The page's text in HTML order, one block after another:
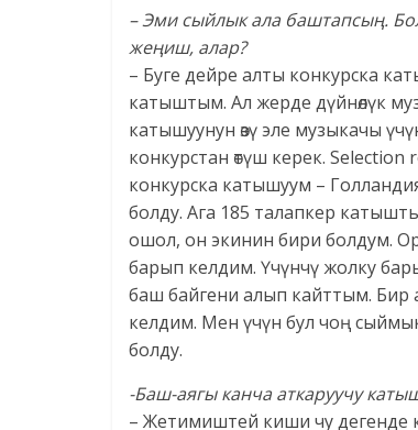
– Эми сыйлык ала баштапсың.
жеңиш, алар?
– Буге дейре алты конкурска
катыштым. Ал жерде дүйнөлүк
катышуунун өзү эле музыкачы
конкурстан өтүш керек.
конкурска катышуум –
болду. Ага 185 талапкер
ошол, он экинин бири болдум.
барып келдим. Үчүнчү жолку
баш байгени алып кайттым. Бир
келдим. Мен үчүн бул чоң
болду.
-Баш-аягы канча аткаруучу
– Жетимиштей киши чу дегенде